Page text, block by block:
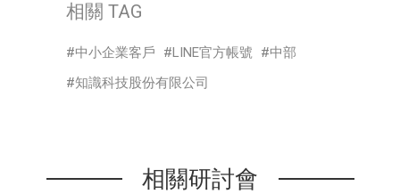
相關 TAG
中小企業客戶 LINE官方帳號
中部
知識科技股份有限公司
相關研討會